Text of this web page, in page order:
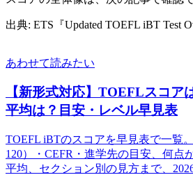
出典: ETS『Updated TOEFL iBT Test
あわせて読みたい
【新形式対応】TOEFLスコア
平均は？目安・レベル早見表
TOEFL iBTのスコアを早見表で一覧
120）・CEFR・進学先の目安、何点
平均、セクション別の見方まで、